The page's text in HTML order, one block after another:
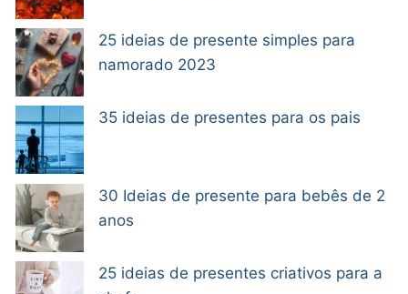
25 ideias de presente simples para
namorado 2023
35 ideias de presentes para os pais
30 Ideias de presente para bebês de 2
anos
25 ideias de presentes criativos para a